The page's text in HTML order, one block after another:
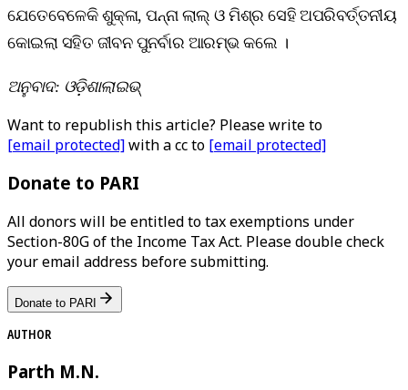
ଯେତେବେଳେକି ଶୁକ୍ଳା, ପନ୍ନା ଲାଲ୍‌ ଓ ମିଶ୍ର ସେହି ଅପରିବର୍ତ୍ତନୀୟ
କୋଇଲା ସହିତ ଜୀବନ ପୁନର୍ବାର ଆରମ୍ଭ କଲେ ।
ଅନୁବାଦ: ଓଡ଼ିଶାଲାଇଭ୍‍
Want to republish this article? Please write to
[email protected]with a cc to [email protected]
Donate to PARI
All donors will be entitled to tax exemptions under
Section-80G of the Income Tax Act. Please double check
your email address before submitting.
Donate to PARI
AUTHOR
Parth M.N.